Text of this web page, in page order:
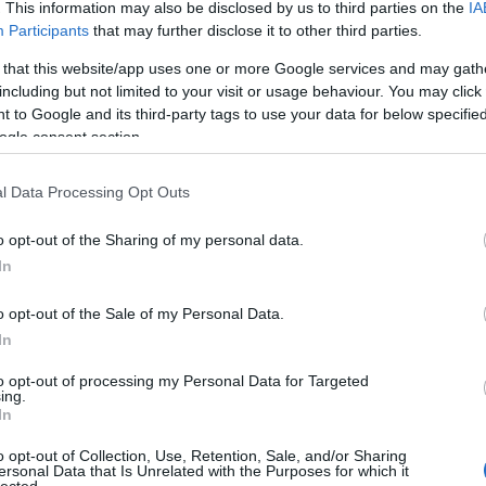
This information may also be disclosed by us to third parties on the
Participants that may further disclose it to other third parties.
that this website/app uses one or more Google services and may
but not limited to your visit or usage behaviour. You may
to Google and its third-party tags to use your data for below
consent section.
Data Processing Opt Outs
opt-out of the Sharing of my personal data.
opt-out of the Sale of my Personal Data.
opt-out of processing my Personal Data for Targeted
opt-out of Collection, Use, Retention, Sale, and/or Sharing
Data that Is Unrelated with the Purposes for which it